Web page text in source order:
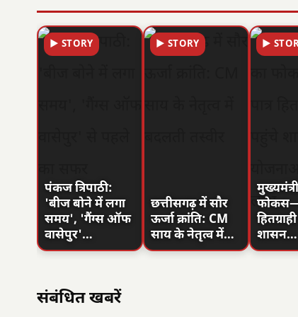
▶ STORY
पंकज त्रिपाठी:
'बीज बोने में लगा
समय', 'गैंग्स ऑफ
वासेपुर'…
▶ STORY
छत्तीसगढ़ में सौर
ऊर्जा क्रांति: CM
साय के नेतृत्व में…
▶
फोकस—
शासन…
संबंधित खबरें